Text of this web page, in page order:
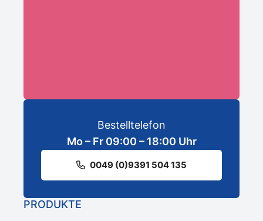
Bestelltelefon
Mo – Fr 09:00 – 18:00 Uhr
0049 (0)9391 504 135
PRODUKTE